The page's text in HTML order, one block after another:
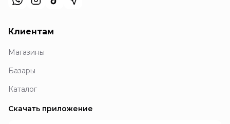
Клиентам
Магазины
Базары
Каталог
Скачать приложение